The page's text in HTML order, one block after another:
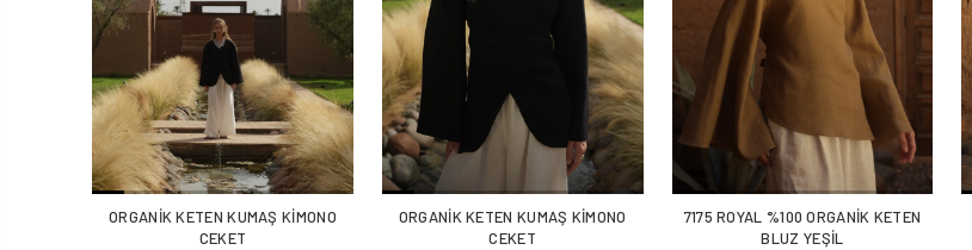
ORGANİK KETEN KUMAŞ KİMONO
CEKET
ORGANİK KETEN KUMAŞ KİMONO
CEKET
7175 ROYAL %100 ORGANİK KETEN
BLUZ YEŞİL